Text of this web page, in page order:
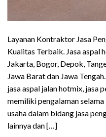
Layanan Kontraktor Jasa
Kualitas Terbaik. Jasa aspal
Jakarta, Bogor, Depok,
Jawa Barat dan Jawa
jasa aspal jalan hotmix, jasa
memiliki pengalaman
usaha dalam bidang jasa
lainnya dan […]